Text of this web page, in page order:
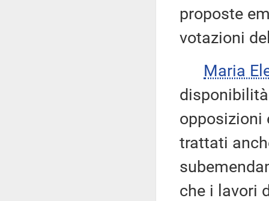
proposte
votazioni
Maria
opposizioni
trattati
che i lavori